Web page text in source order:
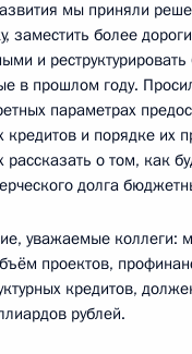
мы приняли
заместить более
и
в прошлом году.
параметрах
кредитов и порядке их
о том, как
долга
уважаемые коллеги:
проектов,
кредитов,
рублей.